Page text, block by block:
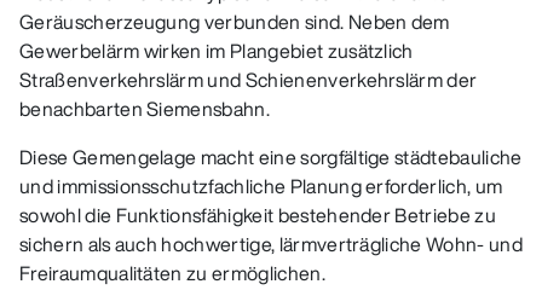
Geräuscherzeugung verbunden sind. Neben dem
Gewerbelärm wirken im Plangebiet zusätzlich
Straßenverkehrslärm und Schienenverkehrslärm der
benachbarten Siemensbahn.
Diese Gemengelage macht eine sorgfältige städtebauliche
und immissionsschutzfachliche Planung erforderlich, um
sowohl die Funktionsfähigkeit bestehender Betriebe zu
sichern als auch hochwertige, lärmverträgliche Wohn- und
Freiraumqualitäten zu ermöglichen.